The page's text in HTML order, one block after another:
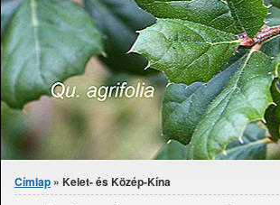
Jelenlegi hely
Címlap » Kelet- és Közép-Kína